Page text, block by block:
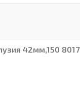
42мм,150 8017